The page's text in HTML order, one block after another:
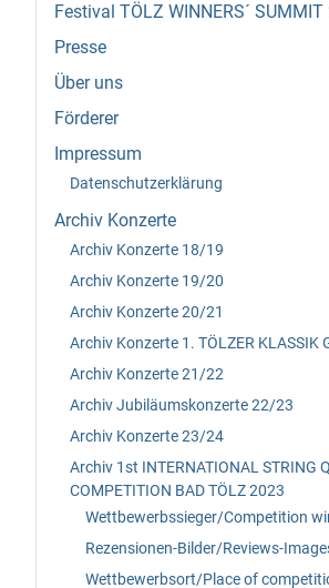
Festival TÖLZ WINNERS´
Presse
Über uns
Förderer
Impressum
Datenschutzerklärung
Archiv Konzerte
Archiv Konzerte 18/19
Archiv Konzerte 19/20
Archiv Konzerte 20/21
Archiv Konzerte 1. TÖLZER KLASSIK
Archiv Konzerte 21/22
Archiv Jubiläumskonzerte 22/23
Archiv Konzerte 23/24
Archiv 1st INTERNATIONAL STRING
COMPETITION BAD TÖLZ 2023
Wettbewerbssieger/Competition
Rezensionen-Bilder/Reviews-
Wettbewerbsort/Place of